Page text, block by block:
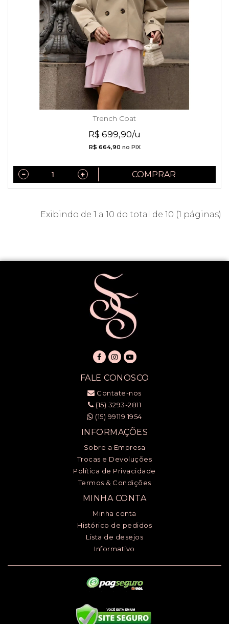
Trench Coat
R$ 699,90/u
R$ 664,90 no PIX
COMPRAR
Exibindo de 1 a 10 do total de 10 (1 páginas)
FALE CONOSCO
Contate-nos
(15) 3293-2811
(15) 99119 1954
INFORMAÇÕES
Sobre a Empresa
Trocas e Devoluções
Política de Privacidade
Termos & Condições
MINHA CONTA
Minha conta
Histórico de pedidos
Lista de desejos
Informativo